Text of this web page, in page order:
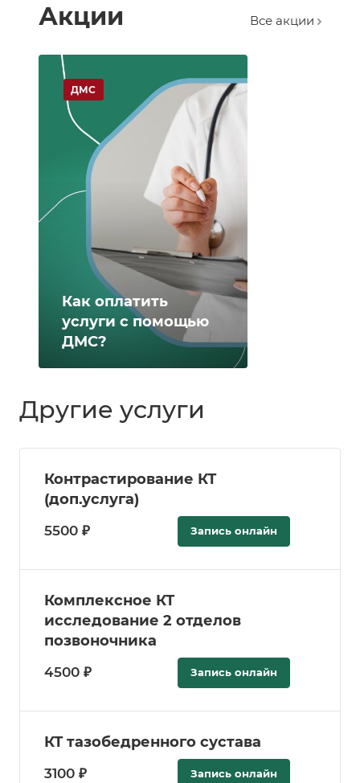
Акции Все акции
Как оплатить
услуги с помощью
ДМС?
ДМС
Другие услуги
Контрастирование КТ
(доп.услуга)
5500 ₽ Запись онлайн
Комплексное КТ
исследование 2 отделов
позвоночника
4500 ₽ Запись онлайн
КТ тазобедренного сустава
3100 ₽ Запись онлайн